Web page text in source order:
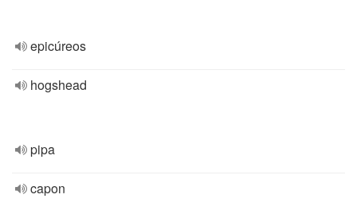
epicúreos
hogshead
pipa
capon